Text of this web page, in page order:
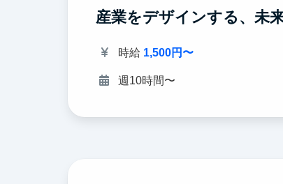
産業をデザインする、未
時給 1,500円〜
週10時間〜